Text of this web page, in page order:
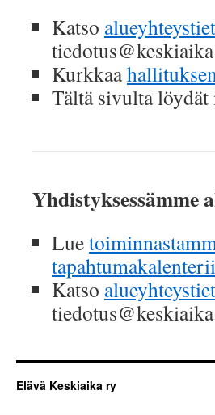
Katso
Kurkkaa
Tältä sivulta löydät
Lue
Katso
Elävä Keskiaika ry